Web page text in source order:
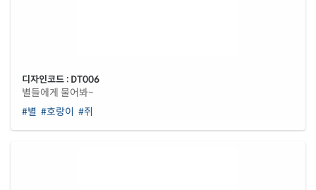
디자인코드 : DT006
별들에게 물어봐~
#별 #호랑이 #쥐